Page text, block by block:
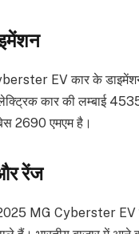
EV कार के डाइमेंशन
कार की लम्बाई
2690 एमएम है।
रेंज
MG Cyberster EV